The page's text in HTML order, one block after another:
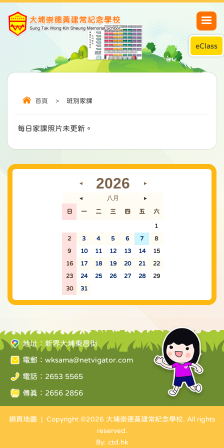
eClass
首頁 > 班別家課
每日家課照片未更新。
◄ 2026 ►
◄ 八月 ►
日 一 二 三 四 五 六
1
2 3 4 5 6 7 8
9 10 11 12 13 14 15
16 17 18 19 20 21 22
23 24 25 26 27 28 29
30 31
地址：新界大埔東昌街
電郵： wksama@netvigator.com
電話：2653 5565
傳真：2656 2856
網頁地圖 | Copyright ©2026 大埔崇德黃建常紀念學校. All rights
reserved.
By: ctd.hk